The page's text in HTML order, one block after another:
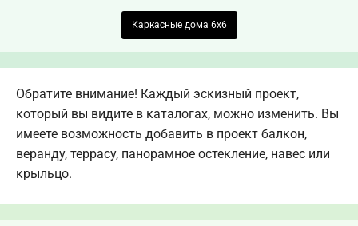
Каркасные дома 6х6
Обратите внимание! Каждый эскизный проект,
который вы видите в каталогах, можно изменить. Вы
имеете возможность добавить в проект балкон,
веранду, террасу, панорамное остекление, навес или
крыльцо.